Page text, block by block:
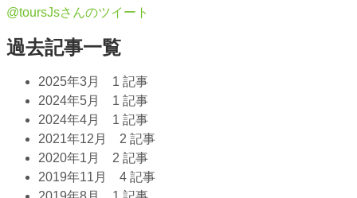
@toursJsさんのツイート
過去記事一覧
2025年3月 1 記事
2024年5月 1 記事
2024年4月 1 記事
2021年12月 2 記事
2020年1月 2 記事
2019年11月 4 記事